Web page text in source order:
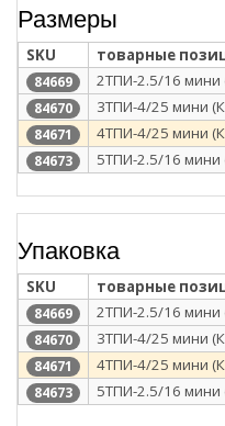
Размеры
SKU товарные
84669 2ТПИ-2.5/16 мини
84670 3ТПИ-4/25 мини
84671 4ТПИ-4/25 мини
84673 5ТПИ-2.5/16 мини
Упаковка
SKU товарные
84669 2ТПИ-2.5/16 мини
84670 3ТПИ-4/25 мини
84671 4ТПИ-4/25 мини
84673 5ТПИ-2.5/16 мини